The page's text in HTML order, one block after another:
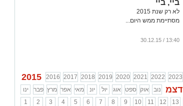
ביי, ביי
לא רק שנת 2015
מסתיימת ממש היום...
13:40 / 30.12.15
2015 2016 2017 2018 2019 2020 2021 2022 2023
ינו
פבר מרץ אפר מאי יונ יול אוג ספט אוק נוב דצמ
1 2 3 4 5 6 7 8 9 10 11 12 13